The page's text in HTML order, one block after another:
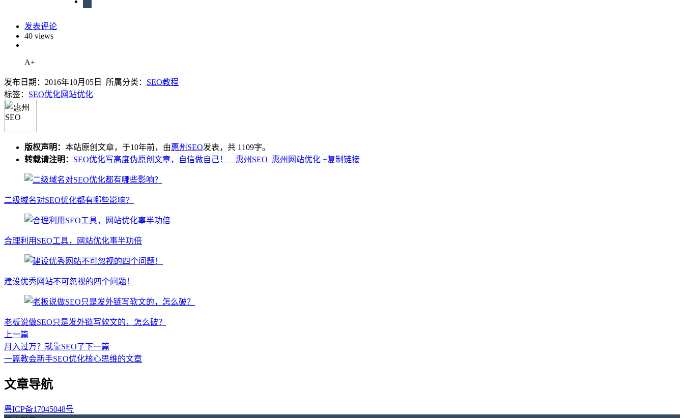
发表评论
40 views
A+
发布日期：2016年10月05日 所属分类： SEO教程
标签： SEO优化网站优化
版权声明： 本站原创文章，于10年前，由惠州SEO发表，共 1109字。
转载请注明： SEO优化写高度伪原创文章，自信做自己！ _ 惠州SEO_惠州网站优化 +复制链接
二级域名对SEO优化都有哪些影响？
合理利用SEO工具，网站优化事半功倍
建设优秀网站不可忽视的四个问题！
老板说做SEO只是发外链写软文的，怎么破？
上一篇
月入过万？就靠SEO了下一篇
一篇教会新手SEO优化核心思维的文章
文章导航
粤ICP备17045048号